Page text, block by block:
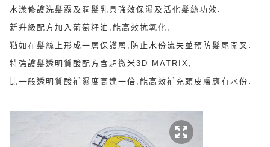
水漾修護洗髮露及潤髮乳具強效保濕及活化髮絲功效.
新升級配方加入葡萄籽油,能高效抗氧化,
猶如在髮絲上形成一層保護層,防止水份流失並預防髮尾開叉.
特強護髮透明質酸配方含超微米3D MATRIX,
比一般透明質酸補濕度高達一倍,能高效補充頭皮膚應有水份.